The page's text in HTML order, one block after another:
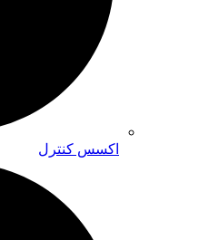
اکسس کنترل